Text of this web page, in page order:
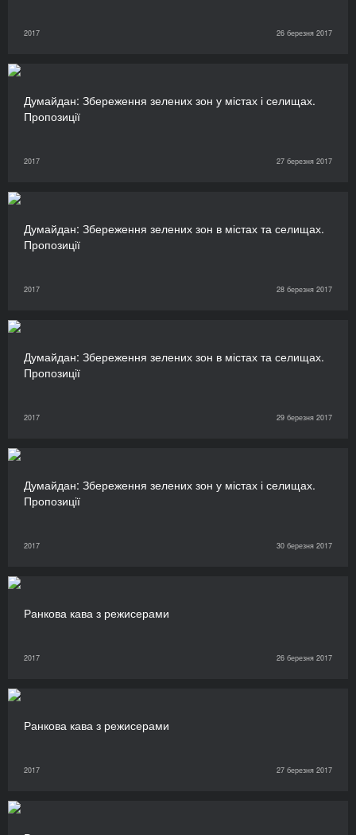
2017 26 березня 2017
Думайдан: Збереження зелених зон у містах і селищах.
Пропозиції
2017 27 березня 2017
Думайдан: Збереження зелених зон в містах та селищах.
Пропозиції
2017 28 березня 2017
Думайдан: Збереження зелених зон в містах та селищах.
Пропозиції
2017 29 березня 2017
Думайдан: Збереження зелених зон у містах і селищах.
Пропозиції
2017 30 березня 2017
Ранкова кава з режисерами
2017 26 березня 2017
Ранкова кава з режисерами
2017 27 березня 2017